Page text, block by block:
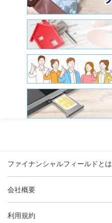
ファイナンシャルフィールドとは
会社概要
利用規約